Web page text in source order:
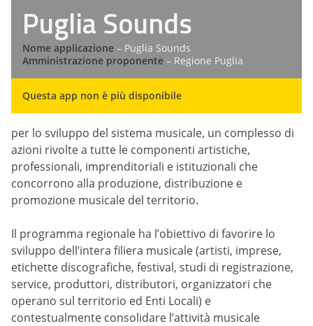
Puglia Sounds
Nome applicazione – Puglia Sounds
Amministrazione proponente – Regione Puglia
Questa app non è più disponibile
per lo sviluppo del sistema musicale, un complesso di
azioni rivolte a tutte le componenti artistiche,
professionali, imprenditoriali e istituzionali che
concorrono alla produzione, distribuzione e
promozione musicale del territorio.
Il programma regionale ha l’obiettivo di favorire lo
sviluppo dell’intera filiera musicale (artisti, imprese,
etichette discografiche, festival, studi di registrazione,
service, produttori, distributori, organizzatori che
operano sul territorio ed Enti Locali) e
contestualmente consolidare l’attività musicale